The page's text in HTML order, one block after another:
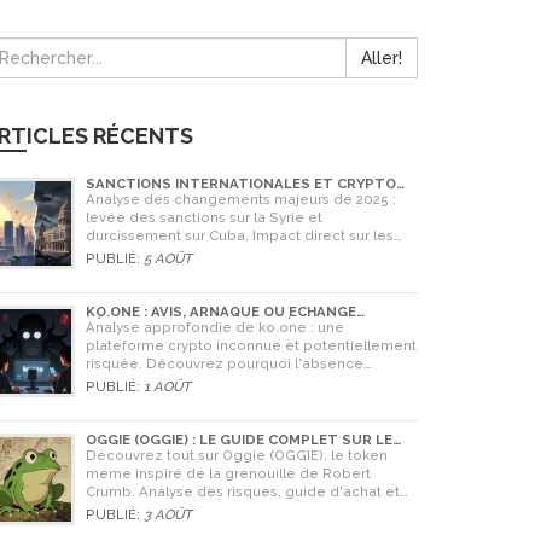
Aller!
RÉCENTS
SANCTIONS INTERNATIONALES ET CRYPTO
EN SYRIE ET CUBA : L'IMPACT MAJEUR DE 2025
Analyse des changements majeurs de 2025 :
levée des sanctions sur la Syrie et
durcissement sur Cuba. Impact direct sur les
banques, le commerce et l'utilisation des
PUBLIÉ: 5 AOÛT
KO.ONE : AVIS, ARNAQUE OU ÉCHANGE
LÉGITIME ? ANALYSE COMPLÈTE
Analyse approfondie de ko.one : une
plateforme crypto inconnue et potentiellement
risquée. Découvrez pourquoi l'absence
d'information est un danger, comparez avec
PUBLIÉ: 1 AOÛT
OGGIE (OGGIE) : LE GUIDE COMPLET SUR LE
TOKEN MEME DE LA GRENOUILLE
Découvrez tout sur Oggie (OGGIE), le token
meme inspiré de la grenouille de Robert
Crumb. Analyse des risques, guide d'achat et
comparaison avec Pepe.
PUBLIÉ: 3 AOÛT